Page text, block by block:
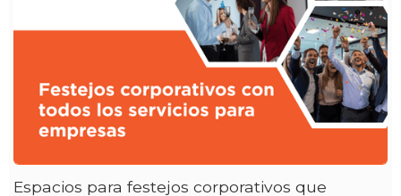
Espacios para festejos corporativos que